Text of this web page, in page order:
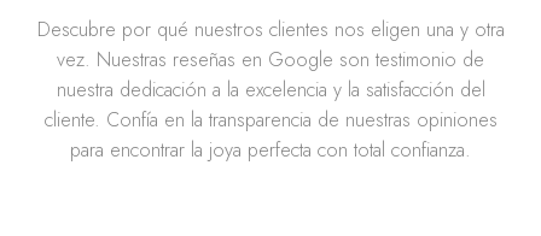
Descubre por qué nuestros clientes nos eligen una y otra
vez. Nuestras reseñas en Google son testimonio de
nuestra dedicación a la excelencia y la satisfacción del
cliente. Confía en la transparencia de nuestras opiniones
para encontrar la joya perfecta con total confianza.